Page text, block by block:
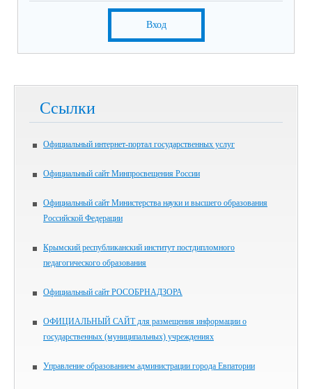
Вход
Ссылки
Официальный интернет-портал государственных услуг
Официальный сайт Минпросвещения России
Официальный сайт Министерства науки и высшего образования
Российской Федерации
Крымский республиканский институт постдипломного
педагогического образования
Официальный сайт РОСОБРНАДЗОРА
ОФИЦИАЛЬНЫЙ САЙТ для размещения информации о
государственных (муниципальных) учреждениях
Управление образованием администрации города Евпатории